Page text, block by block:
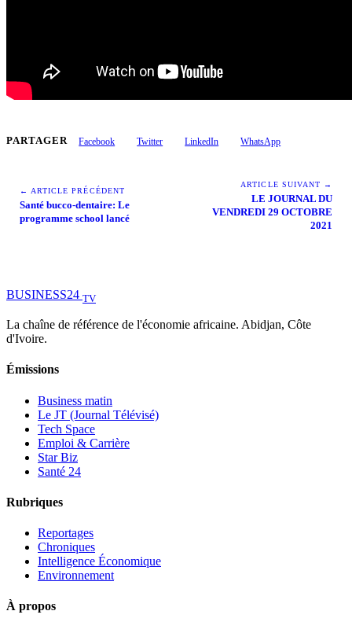
PARTAGER Facebook Twitter LinkedIn WhatsApp
← ARTICLE PRÉCÉDENT
Santé bucco-dentaire: Le
programme school lancé
ARTICLE SUIVANT →
LE JOURNAL DU
VENDREDI 29 OCTOBRE
2021
BUSINESS24 TV
La chaîne de référence de l'économie africaine. Abidjan, Côte
d'Ivoire.
Émissions
Business matin
Le JT (Journal Télévisé)
Tech Space
Emploi & Carrière
Star Biz
Santé 24
Rubriques
Reportages
Chroniques
Intelligence Économique
Environnement
À propos